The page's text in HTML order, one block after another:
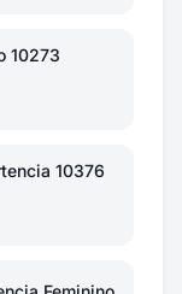
10273
10376